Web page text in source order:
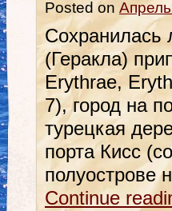
Posted on
Сохранилась
(Геракла)
Erythrae,
7), город на
турецкая
порта Кисс
полуострове
Continue